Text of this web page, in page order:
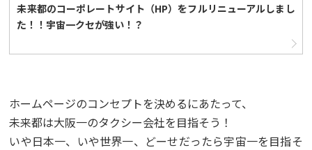
未来都のコーポレートサイト（HP）をフルリニューアルしまし
た！！宇宙一クセが強い！？
ホームページのコンセプトを決めるにあたって、
未来都は大阪一のタクシー会社を目指そう！
いや日本一、いや世界一、どーせだったら宇宙一を目指そ